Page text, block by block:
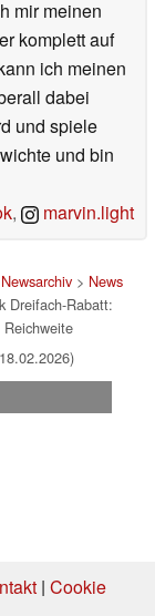
mir meinen
komplett auf
ich meinen
dabei
und spiele
und bin
, marvin.light
Newsarchiv> News
Dreifach-Rabatt:
| Cookie